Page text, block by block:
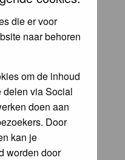
die er voor
naar behoren
om de inhoud
delen via Social
doen aan
Door
kan je
worden door